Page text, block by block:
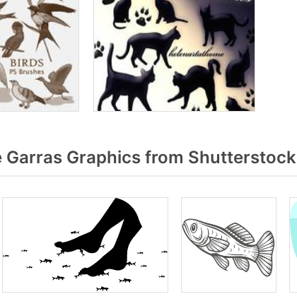
Garras Graphics from Shutterstock